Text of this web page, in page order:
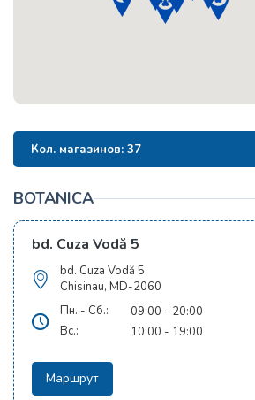
Кол. магазинов: 37
BOTANICA
bd. Cuza Vodă 5
bd. Cuza Vodă 5
Chisinau, MD-2060
Пн. - Сб.:
09:00 - 20:00
Вс.:
10:00 - 19:00
Маршрут